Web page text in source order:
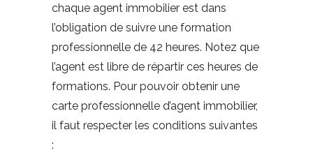
chaque agent immobilier est dans
l’obligation de suivre une formation
professionnelle de 42 heures. Notez que
l’agent est libre de répartir ces heures de
formations. Pour pouvoir obtenir une
carte professionnelle d’agent immobilier,
il faut respecter les conditions suivantes
: